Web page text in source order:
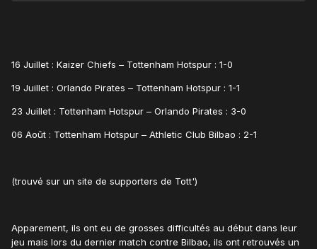
16 Juillet : Kaizer Chiefs – Tottenham Hotspur : 1-0
19 Juillet : Orlando Pirates – Tottenham Hotspur : 1-1
23 Juillet : Tottenham Hotspur – Orlando Pirates : 3-0
06 Août : Tottenham Hotspur – Athletic Club Bilbao : 2-1
(trouvé sur un site de supporters de Tott')
Apparement, ils ont eu de grosses difficultés au début dans leur
jeu mais lors du dernier match contre Bilbao, ils ont retrouvés un